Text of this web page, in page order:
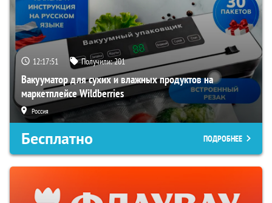
12:17:50 Получили:201
Вакууматор для сухих и влажных продуктов на
маркетплейсе Wildberries
Россия
Бесплатно ПОДРОБНЕЕ